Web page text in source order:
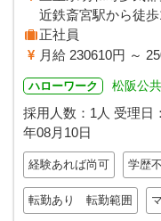
近鉄斎宮駅から徒歩
正社員
月給 230610円 ～
ハローワーク 松阪公
採用人数：1人 受理日：
年08月10日
経験あれば尚可 学歴
転勤あり 転勤範囲